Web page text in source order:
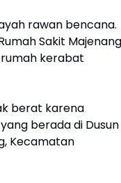
rawan bencana.
Sakit Majenang
kerabat
berat karena
berada di Dusun
Kecamatan